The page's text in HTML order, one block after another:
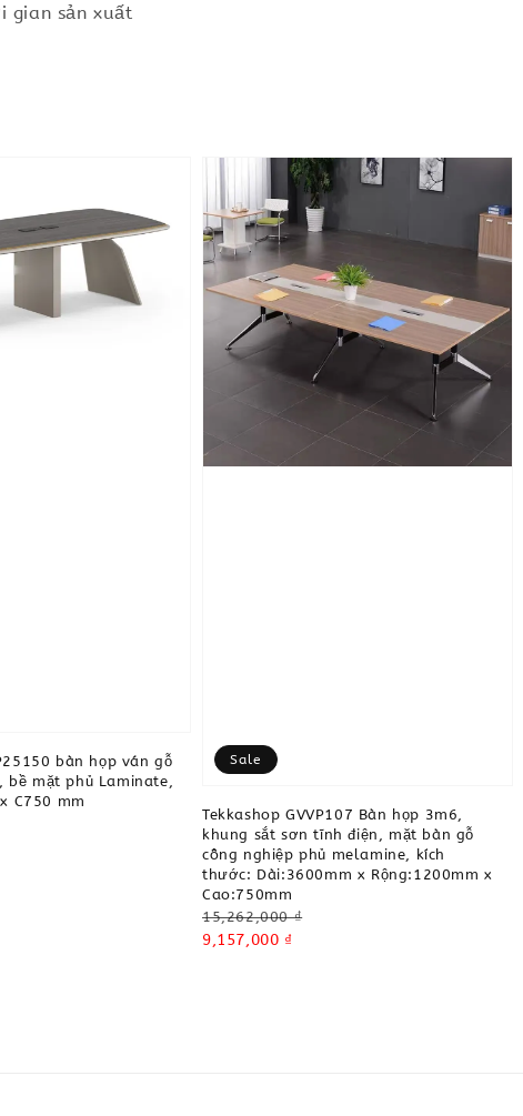
gian sản xuất
bàn họp ván gỗ
bề mặt phủ Laminate,
C750 mm
Sale
Tekkashop GVVP107 Bàn họp 3m6,
khung sắt sơn tĩnh điện, mặt bàn gỗ
công nghiệp phủ melamine, kích
thước: Dài:3600mm x Rộng:1200mm x
Cao:750mm
Regular
price
15,262,000 ₫
Sale
9,157,000 ₫